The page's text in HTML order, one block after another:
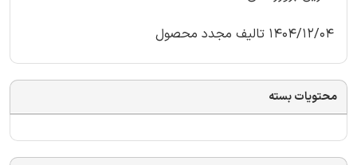
1404/12/04 تالیف مجدد محصول
محتویات بسته